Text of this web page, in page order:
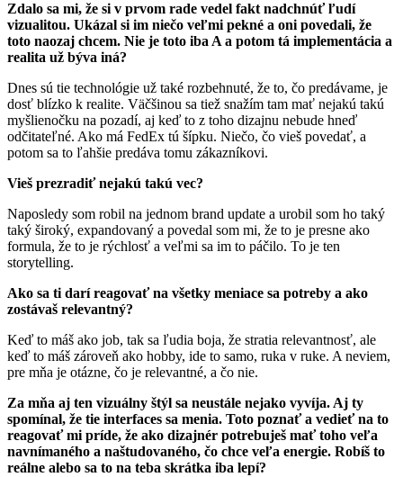
Zdalo sa mi, že si v prvom rade vedel fakt nadchnúť ľudí
vizualitou. Ukázal si im niečo veľmi pekné a oni povedali, že
toto naozaj chcem. Nie je toto iba A a potom tá implementácia a
realita už býva iná?
Dnes sú tie technológie už také rozbehnuté, že to, čo predávame, je
dosť blízko k realite. Väčšinou sa tiež snažím tam mať nejakú takú
myšlienočku na pozadí, aj keď to z toho dizajnu nebude hneď
odčitateľné. Ako má FedEx tú šípku. Niečo, čo vieš povedať, a
potom sa to ľahšie predáva tomu zákazníkovi.
Vieš prezradiť nejakú takú vec?
Naposledy som robil na jednom brand update a urobil som ho taký
taký široký, expandovaný a povedal som mi, že to je presne ako
formula, že to je rýchlosť a veľmi sa im to páčilo. To je ten
storytelling.
Ako sa ti darí reagovať na všetky meniace sa potreby a ako
zostávaš relevantný?
Keď to máš ako job, tak sa ľudia boja, že stratia relevantnosť, ale
keď to máš zároveň ako hobby, ide to samo, ruka v ruke. A neviem,
pre mňa je otázne, čo je relevantné, a čo nie.
Za mňa aj ten vizuálny štýl sa neustále nejako vyvíja. Aj ty
spomínal, že tie interfaces sa menia. Toto poznať a vedieť na to
reagovať mi príde, že ako dizajnér potrebuješ mať toho veľa
navnímaného a naštudovaného, čo chce veľa energie. Robíš to
reálne alebo sa to na teba skrátka iba lepí?